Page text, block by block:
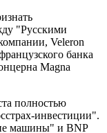
"Русскими
Veleron
банка
Magna
полностью
инвестиции".
машины" и BNP